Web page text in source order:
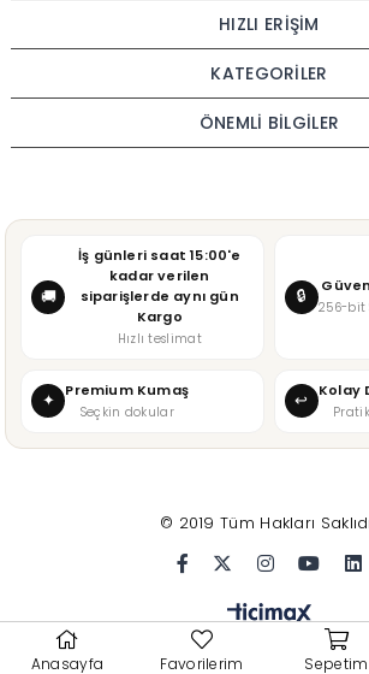
HIZLI ERİŞİM
KATEGORİLER
ÖNEMLİ BİLGİLER
🚚
İş günleri saat 15:00'e
kadar verilen
siparişlerde aynı gün
Kargo
Hızlı teslimat
🔒
256-bit
✦ Premium Kumaş
Seçkin dokular ↩ Kolay
© 2019 Tüm Hakları
Anasayfa Favorilerim Sepetim